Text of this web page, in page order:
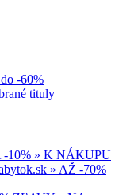
-60%
tituly
-10% » K NÁKUPU
» AŽ -70%